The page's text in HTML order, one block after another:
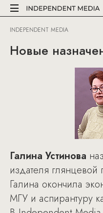
INDEPENDENT MEDIA
Новые
Галина Устинова
издателя
Галина окончила
МГУ и аспирантуру